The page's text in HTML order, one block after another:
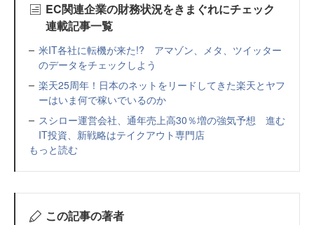
EC関連企業の財務状況をきまぐれにチェック
連載記事一覧
米IT各社に転機が来た!? アマゾン、メタ、ツイッター
のデータをチェックしよう
楽天25周年！日本のネットをリードしてきた楽天とヤフ
ーはいま何で稼いでいるのか
スシロー運営会社、通年売上高30％増の強気予想 進む
IT投資、新戦略はテイクアウト専門店
もっと読む
この記事の著者